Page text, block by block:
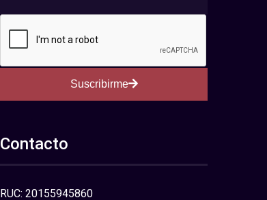
Suscribirme
Contacto
RUC: 20155945860